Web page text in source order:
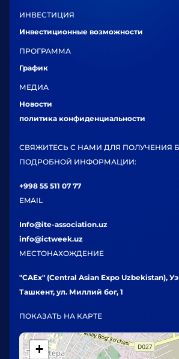
ИНВЕСТИЦИЯ
Инвестиционные возможности
ПРОГРАММА
График
МЕДИА
Новости
политика конфиденциальности
СВЯЖИТЕСЬ С НАМИ ДЛЯ ПОЛУЧЕНИЯ
ПОДРОБНОЙ ИНФОРМАЦИИ:
+998 55 511 07 77
EMAIL
Info@ite-association.uz
info@ictweek.uz
МЕСТОНАХОЖДЕНИЕ
"CAEx" (Central Asian Expo Uzbekistan),
Ташкент, ул. Миллий бог, 1
ПОКАЗАТЬ НА КАРТЕ
+